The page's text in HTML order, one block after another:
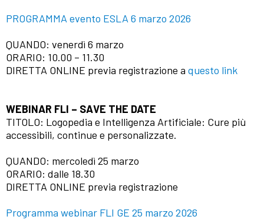
PROGRAMMA evento ESLA 6 marzo 2026
QUANDO: venerdì 6 marzo
ORARIO: 10.00 – 11.30
DIRETTA ONLINE previa registrazione a questo link
WEBINAR FLI – SAVE THE DATE
TITOLO: Logopedia e Intelligenza Artificiale: Cure più
accessibili, continue e personalizzate.
QUANDO: mercoledì 25 marzo
ORARIO: dalle 18.30
DIRETTA ONLINE previa registrazione
Programma webinar FLI GE 25 marzo 2026